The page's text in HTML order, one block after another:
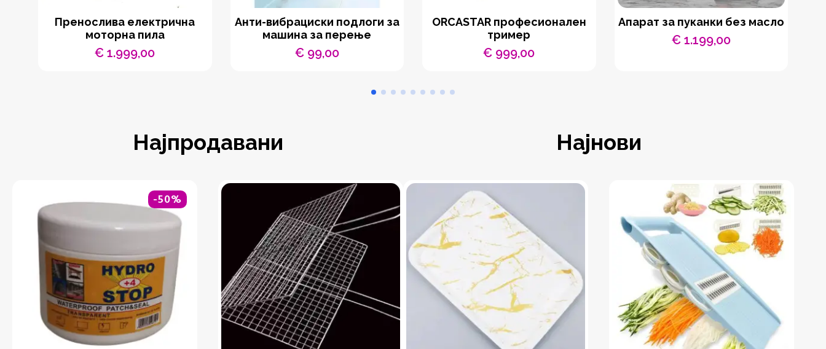
Пренослива електрична
моторна пила
€ 1.999,00
Анти-вибрациски подлоги за
машина за перење
€99,00
ORCASTAR професионален
тример
€ 999,00
Апарат за пуканки без масло
€1.199,00
Најпродавани
-50%
Најнови